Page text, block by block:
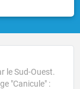
le Sud-Ouest.
"Canicule" :